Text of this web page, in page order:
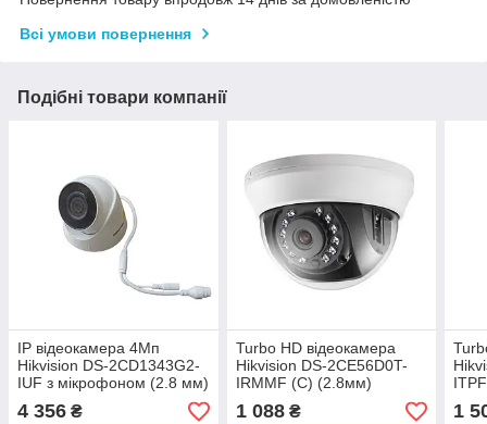
Всі умови повернення
Подібні товари компанії
IP відеокамера 4Мп
Hikvision DS-2CD1343G2-
IUF з мікрофоном (2.8 мм)
4 356 ₴
Turbo HD відеокамера
Hikvision DS-2CE56D0T-
IRMMF (C) (2.8мм)
1 088₴ 1